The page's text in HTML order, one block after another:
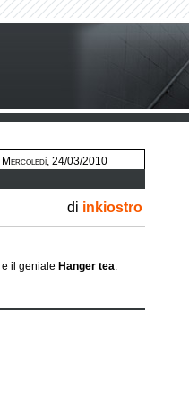
Mercoledì, 24/03/2010
di inkiostro
e il geniale Hanger tea.